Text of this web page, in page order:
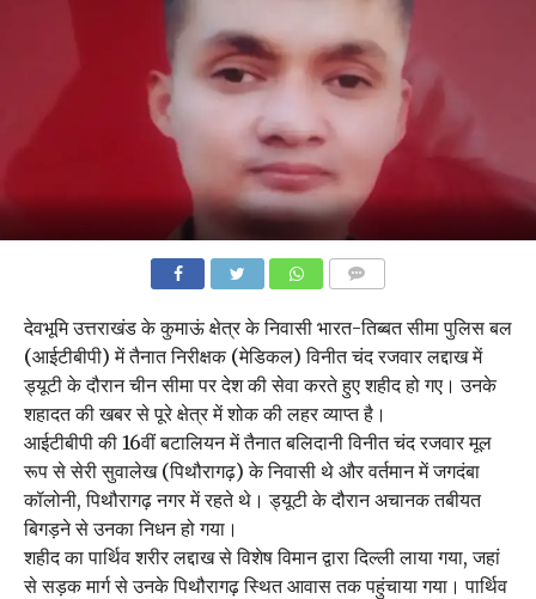
देवभूमि उत्तराखंड के कुमाऊं क्षेत्र के निवासी भारत-तिब्बत सीमा पुलिस बल
(आईटीबीपी) में तैनात निरीक्षक (मेडिकल) विनीत चंद रजवार लद्दाख में
ड्यूटी के दौरान चीन सीमा पर देश की सेवा करते हुए शहीद हो गए। उनके
शहादत की खबर से पूरे क्षेत्र में शोक की लहर व्याप्त है।
आईटीबीपी की 16वीं बटालियन में तैनात बलिदानी विनीत चंद रजवार मूल
रूप से सेरी सुवालेख (पिथौरागढ़) के निवासी थे और वर्तमान में जगदंबा
कॉलोनी, पिथौरागढ़ नगर में रहते थे। ड्यूटी के दौरान अचानक तबीयत
बिगड़ने से उनका निधन हो गया।
शहीद का पार्थिव शरीर लद्दाख से विशेष विमान द्वारा दिल्ली लाया गया, जहां
से सड़क मार्ग से उनके पिथौरागढ़ स्थित आवास तक पहुंचाया गया। पार्थिव